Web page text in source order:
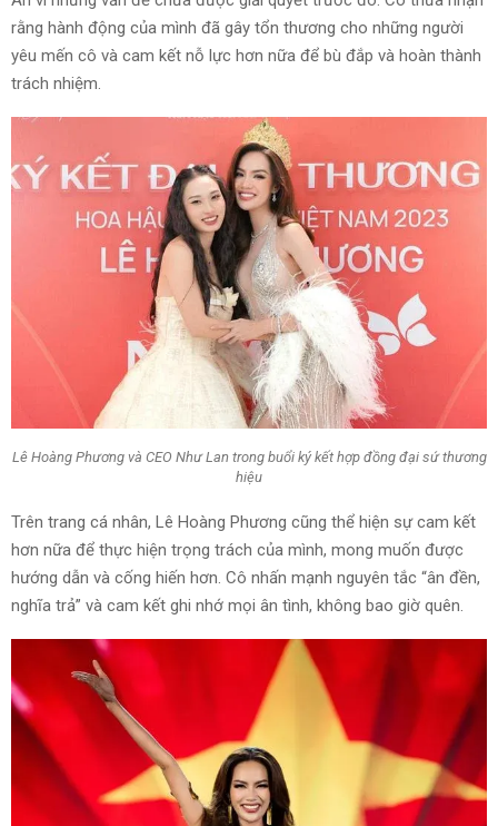
rằng hành động của mình đã gây tổn thương cho những người
yêu mến cô và cam kết nỗ lực hơn nữa để bù đắp và hoàn thành
trách nhiệm.
Lê Hoàng Phương và CEO Như Lan trong buổi ký kết hợp đồng đại sứ thương
hiệu
Trên trang cá nhân, Lê Hoàng Phương cũng thể hiện sự cam kết
hơn nữa để thực hiện trọng trách của mình, mong muốn được
hướng dẫn và cống hiến hơn. Cô nhấn mạnh nguyên tắc “ân đền,
nghĩa trả” và cam kết ghi nhớ mọi ân tình, không bao giờ quên.